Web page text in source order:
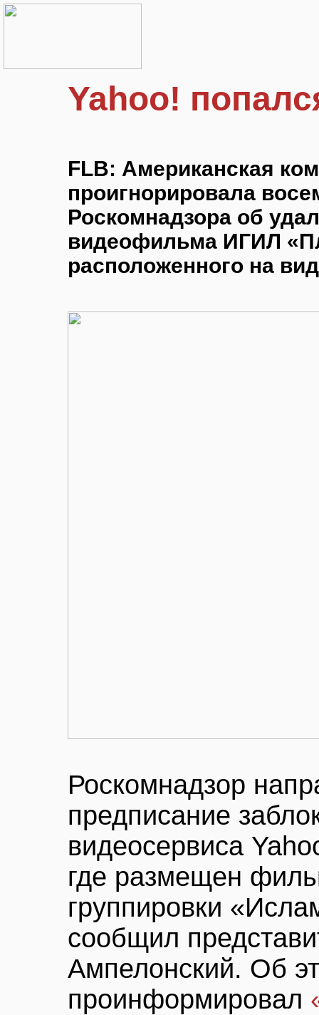
Yahoo!
FLB: Американская
проигнорировала
Роскомнадзора об
видеофильма ИГИЛ
расположенного на
Роскомнадзор
предписание
видеосервиса
где размещен
группировки
сообщил
Ампелонский. Об
проинформировал